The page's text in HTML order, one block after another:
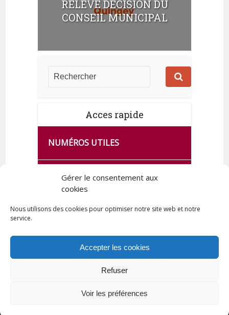
Gérer le consentement aux
cookies
Nous utilisons des cookies pour optimiser notre site web et notre
service.
Accepter les cookies
Refuser
Voir les préférences
RELEVÉ DÉCISION DU
CONSEIL MUNICIPAL
Acces rapide
NUMÉROS UTILES
CA SE PASSE À FRANCE SERVICES
DE QUINGEY
Tous droits réservés © 2023 Commune de Quingey / Création -